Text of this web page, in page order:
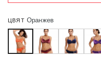
ЦВЯТ Оранжев